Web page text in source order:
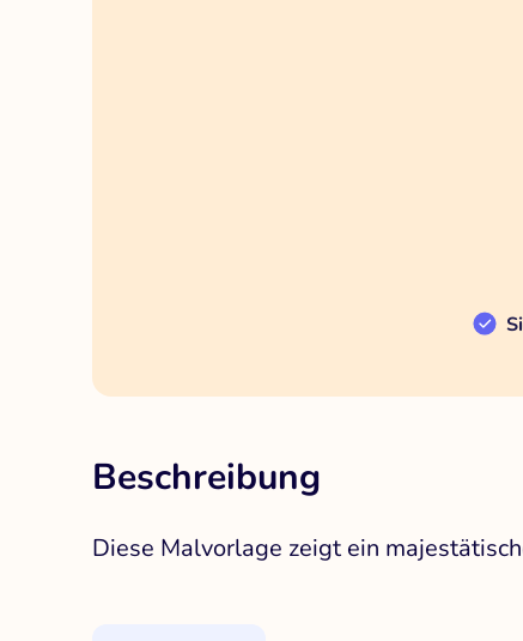
Beschreibung
Diese Malvorlage zeigt ein